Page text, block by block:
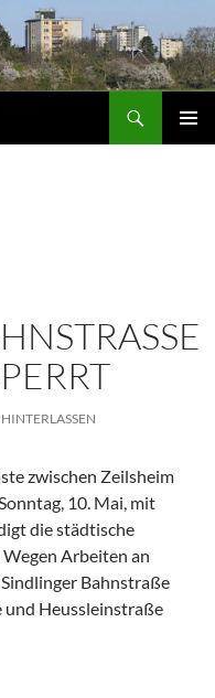
W
zwischen Zeilsheim
10. Mai, mit
die städtische
Arbeiten an
Bahnstraße
Heussleinstraße